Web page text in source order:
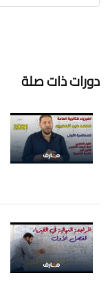
دورات ذات صلة